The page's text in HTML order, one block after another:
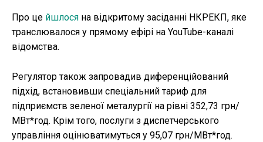
Про це йшлося на відкритому засіданні НКРЕКП, яке
транслювалося у прямому ефірі на YouTube-каналі
відомства.
Регулятор також запровадив диференційований
підхід, встановивши спеціальний тариф для
підприємств зеленої металургії на рівні 352,73 грн/
МВт*год. Крім того, послуги з диспетчерського
управління оцінюватимуться у 95,07 грн/МВт*год.